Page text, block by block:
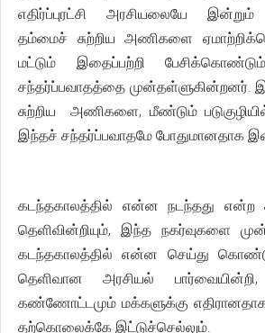
எதிர்ப்புரட்சி அரசியலையே
தம்மைச் சுற்றிய அணிகளை
மட்டும் இதைப்பற்றி
சந்தர்ப்பவாதத்தை
சுற்றிய அணிகளை, மீண்டும்
இந்தச் சந்தர்ப்பவாதமே போதுமானதாக
கடந்தகாலத்தில் என்ன நடந்தது என்ற
தெளிவின்றியும், இந்த நகர்வுகளை
கடந்தகாலத்தில் என்ன செய்து
தெளிவான அரசியல்
கண்ணோட்டமும் மக்களுக்கு எதிரானதாக
தற்கொலைக்கே இட்டுச்செல்லும்.